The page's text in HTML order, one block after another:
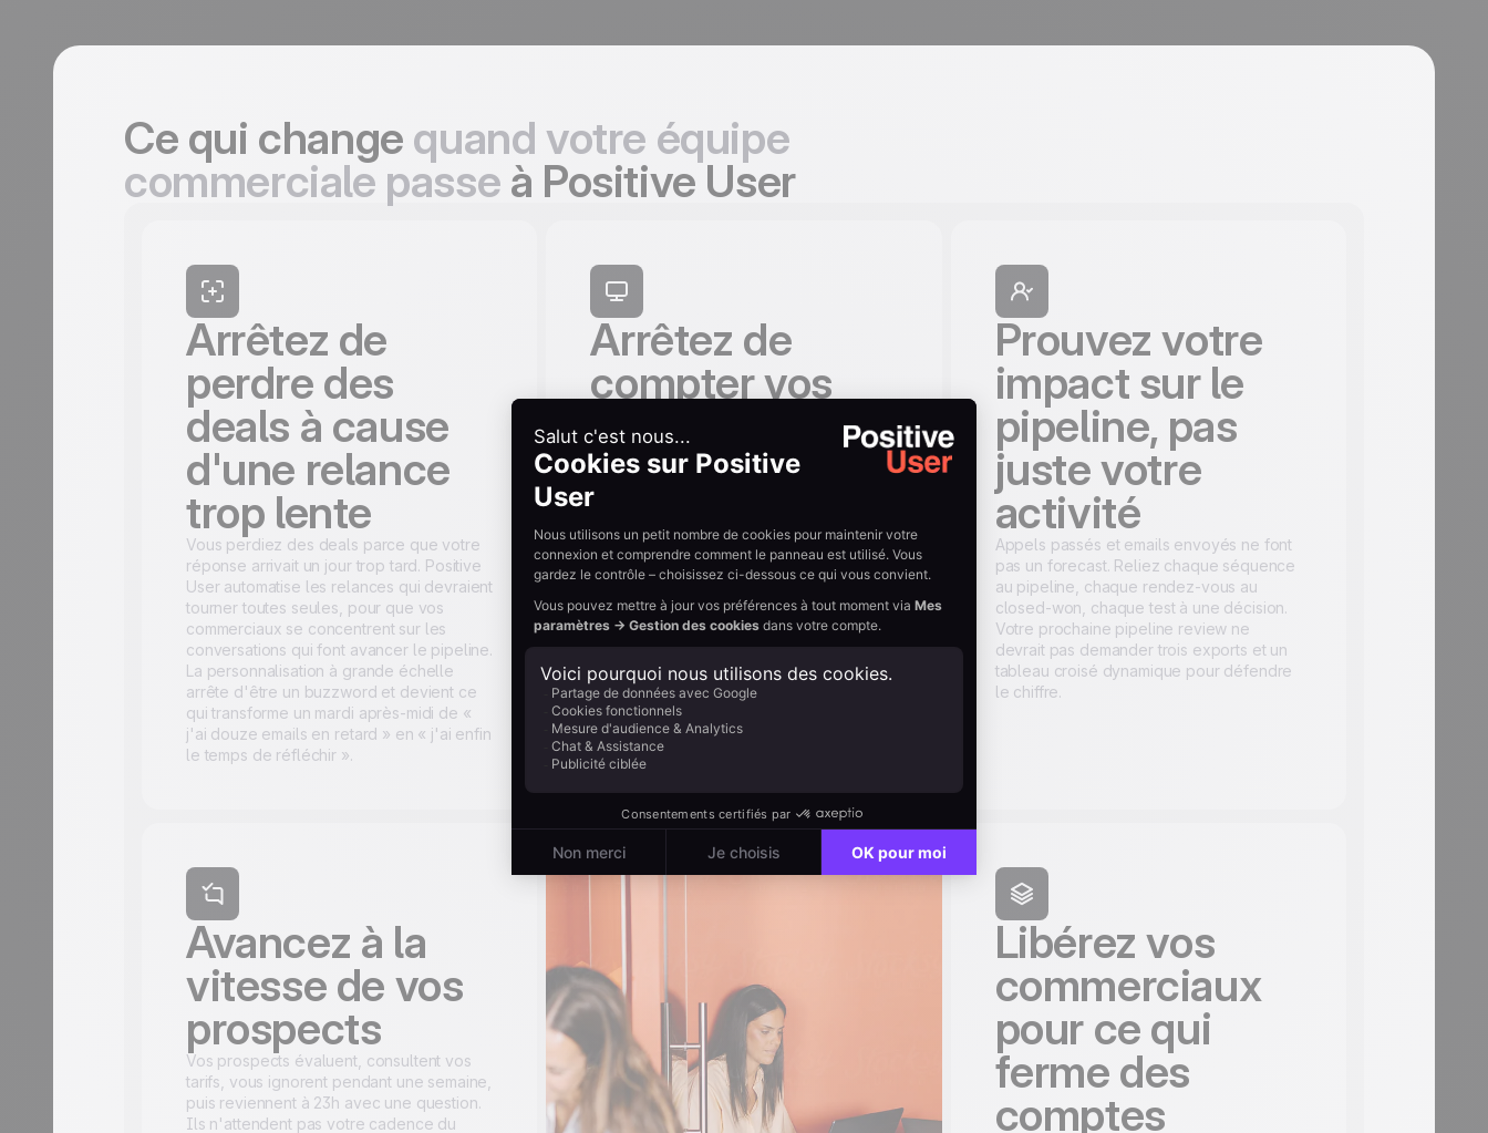
Ce qui change quand votre équipe
commerciale passe à Positive User
Arrêtez de
perdre des
deals à cause
d'une relance
trop lente
Vous perdiez des deals parce que votre
réponse arrivait un jour trop tard. Positive
User automatise les relances qui devraient
tourner toutes seules, pour que vos
commerciaux se concentrent sur les
conversations qui font avancer le pipeline.
La personnalisation à grande échelle
arrête d'être un buzzword et devient ce
qui transforme un mardi après-midi de «
j'ai douze emails en retard » en « j'ai enfin
le temps de réfléchir ».
Arrêtez de
compter vos
outils,
commencez à
signer
Compter ses outils n'est pas une stratégie
commerciale. Vos commerciaux signent
des deals, pas des intégrations. Quand
CRM, sequencer, scheduler et données
clients partagent une seule source de
vérité, ce qui prenait trois outils et un
ticket sales-ops prend une seule
plateforme, et le temps que ça aurait dû
prendre dès le départ.
Prouvez votre
impact sur le
pipeline, pas
juste votre
activité
Appels passés et emails envoyés ne font
pas un forecast. Reliez chaque séquence
au pipeline, chaque rendez-vous au
closed-won, chaque test à une décision.
Votre prochaine pipeline review ne
devrait pas demander trois exports et un
tableau croisé dynamique pour défendre
le chiffre.
Avancez à la
vitesse de vos
prospects
Vos prospects évaluent, consultent vos
tarifs, vous ignorent pendant une semaine,
puis reviennent à 23h avec une question.
Ils n'attendent pas votre cadence du
Libérez vos
commerciaux
pour ce qui
ferme des
comptes